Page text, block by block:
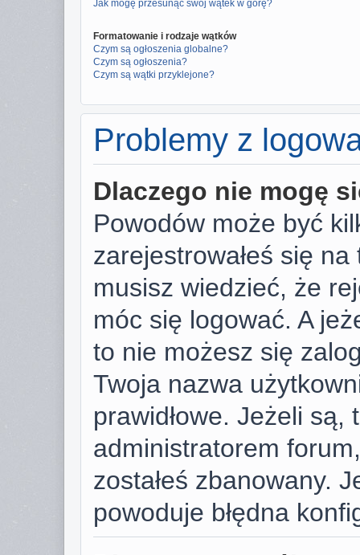
Jak mogę przesunąć swój wątek w górę?
Formatowanie i rodzaje wątków
Czym są ogłoszenia globalne?
Czym są ogłoszenia?
Czym są wątki przyklejone?
Problemy z
Dlaczego nie mogę
Powodów może być
zarejestrowałeś się
musisz wiedzieć, że
móc się logować. A
to nie możesz się
Twoja nazwa
prawidłowe. Jeżeli są,
administratorem
zostałeś zbanowany.
powoduje błędna